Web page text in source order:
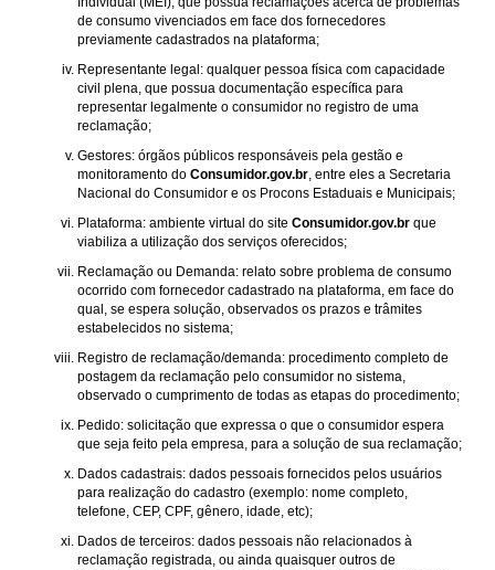
de consumo vivenciados em face dos fornecedores
previamente cadastrados na plataforma;
Representante legal: qualquer pessoa física com capacidade
civil plena, que possua documentação específica para
representar legalmente o consumidor no registro de uma
reclamação;
Gestores: órgãos públicos responsáveis pela gestão e
monitoramento do Consumidor.gov.br, entre eles a Secretaria
Nacional do Consumidor e os Procons Estaduais e Municipais;
Plataforma: ambiente virtual do site Consumidor.gov.br que
viabiliza a utilização dos serviços oferecidos;
Reclamação ou Demanda: relato sobre problema de consumo
ocorrido com fornecedor cadastrado na plataforma, em face do
qual, se espera solução, observados os prazos e trâmites
estabelecidos no sistema;
Registro de reclamação/demanda: procedimento completo de
postagem da reclamação pelo consumidor no sistema,
observado o cumprimento de todas as etapas do procedimento;
Pedido: solicitação que expressa o que o consumidor espera
que seja feito pela empresa, para a solução de sua reclamação;
Dados cadastrais: dados pessoais fornecidos pelos usuários
para realização do cadastro (exemplo: nome completo,
telefone, CEP, CPF, gênero, idade, etc);
Dados de terceiros: dados pessoais não relacionados à
reclamação registrada, ou ainda quaisquer outros de